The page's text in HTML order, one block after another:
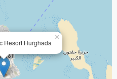
Resort Hurghada
×